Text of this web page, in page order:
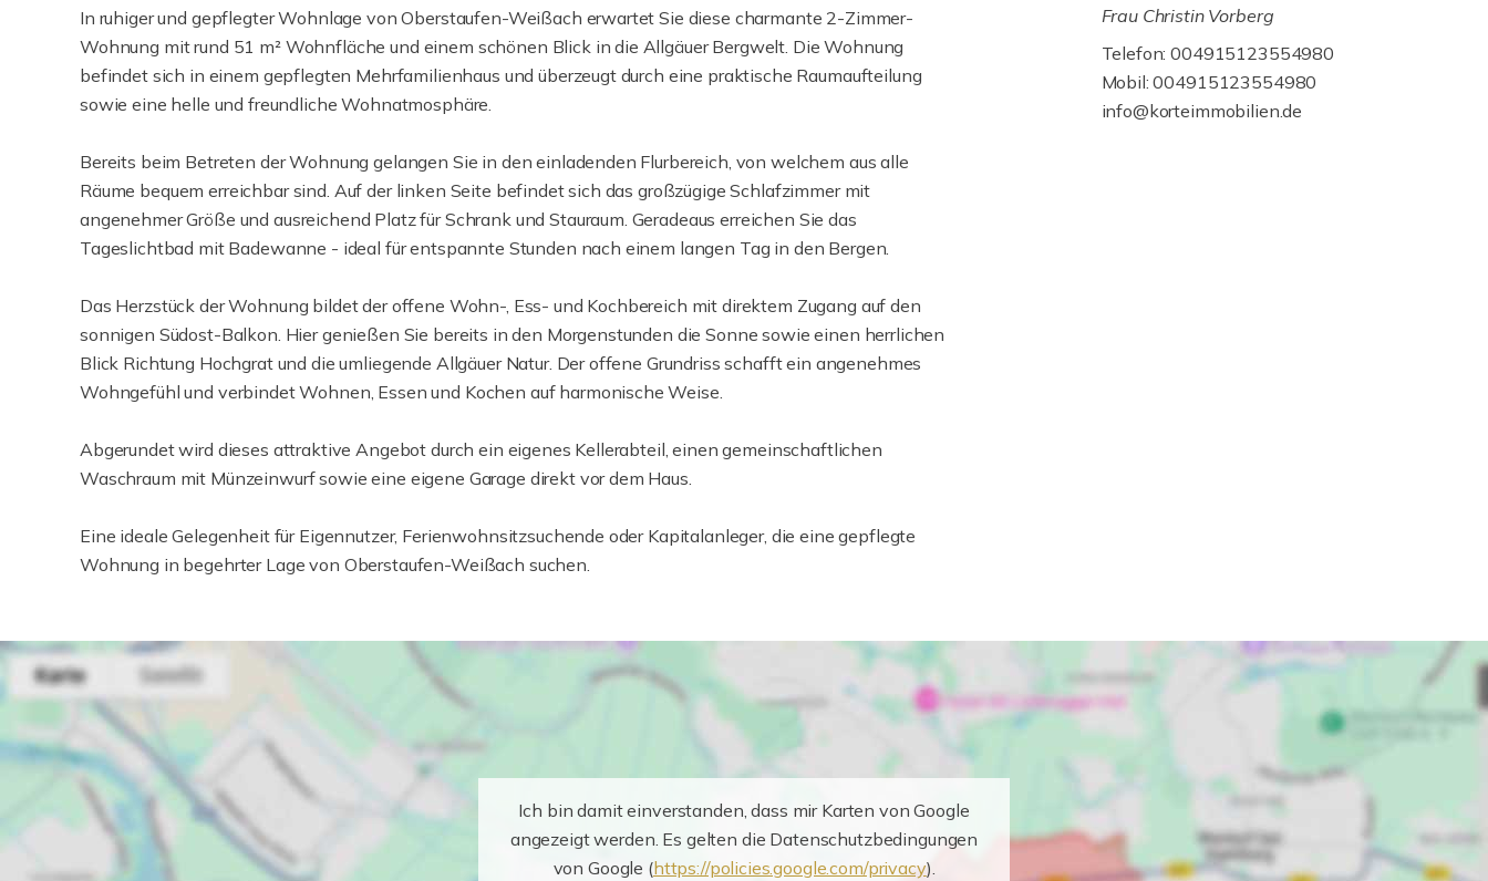
In ruhiger und gepflegter Wohnlage von Oberstaufen-Weißach erwartet Sie diese charmante 2-Zimmer-
Wohnung mit rund 51 m² Wohnfläche und einem schönen Blick in die Allgäuer Bergwelt. Die Wohnung
befindet sich in einem gepflegten Mehrfamilienhaus und überzeugt durch eine praktische Raumaufteilung
sowie eine helle und freundliche Wohnatmosphäre.
Bereits beim Betreten der Wohnung gelangen Sie in den einladenden Flurbereich, von welchem aus alle
Räume bequem erreichbar sind. Auf der linken Seite befindet sich das großzügige Schlafzimmer mit
angenehmer Größe und ausreichend Platz für Schrank und Stauraum. Geradeaus erreichen Sie das
Tageslichtbad mit Badewanne - ideal für entspannte Stunden nach einem langen Tag in den Bergen.
Das Herzstück der Wohnung bildet der offene Wohn-, Ess- und Kochbereich mit direktem Zugang auf den
sonnigen Südost-Balkon. Hier genießen Sie bereits in den Morgenstunden die Sonne sowie einen herrlichen
Blick Richtung Hochgrat und die umliegende Allgäuer Natur. Der offene Grundriss schafft ein angenehmes
Wohngefühl und verbindet Wohnen, Essen und Kochen auf harmonische Weise.
Abgerundet wird dieses attraktive Angebot durch ein eigenes Kellerabteil, einen gemeinschaftlichen
Waschraum mit Münzeinwurf sowie eine eigene Garage direkt vor dem Haus.
Eine ideale Gelegenheit für Eigennutzer, Ferienwohnsitzsuchende oder Kapitalanleger, die eine gepflegte
Wohnung in begehrter Lage von Oberstaufen-Weißach suchen.
Frau Christin Vorberg
Telefon: 004915123554980
Mobil: 004915123554980
info@korteimmobilien.de
Ich bin damit einverstanden, dass mir Karten von Google
angezeigt werden. Es gelten die Datenschutzbedingungen
von Google (https://policies.google.com/privacy).